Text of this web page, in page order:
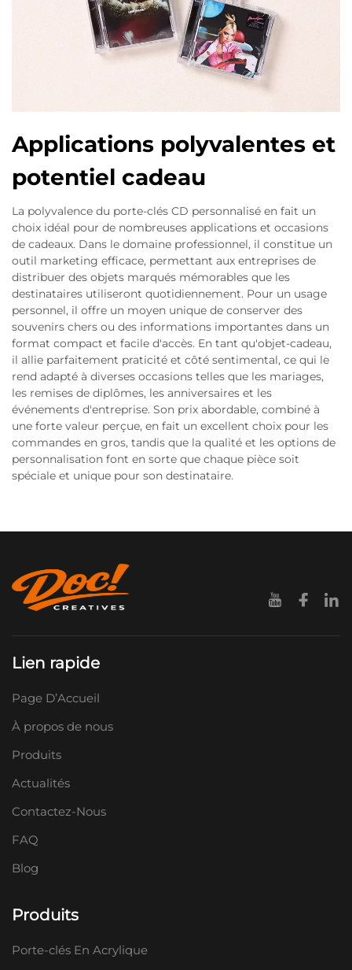
Applications polyvalentes et
potentiel cadeau
La polyvalence du porte-clés CD personnalisé en fait un
choix idéal pour de nombreuses applications et occasions
de cadeaux. Dans le domaine professionnel, il constitue un
outil marketing efficace, permettant aux entreprises de
distribuer des objets marqués mémorables que les
destinataires utiliseront quotidiennement. Pour un usage
personnel, il offre un moyen unique de conserver des
souvenirs chers ou des informations importantes dans un
format compact et facile d'accès. En tant qu'objet-cadeau,
il allie parfaitement praticité et côté sentimental, ce qui le
rend adapté à diverses occasions telles que les mariages,
les remises de diplômes, les anniversaires et les
événements d'entreprise. Son prix abordable, combiné à
une forte valeur perçue, en fait un excellent choix pour les
commandes en gros, tandis que la qualité et les options de
personnalisation font en sorte que chaque pièce soit
spéciale et unique pour son destinataire.
Lien rapide
Page D’Accueil
À propos de nous
Produits
Actualités
Contactez-Nous
FAQ
Blog
Produits
Porte-clés En Acrylique